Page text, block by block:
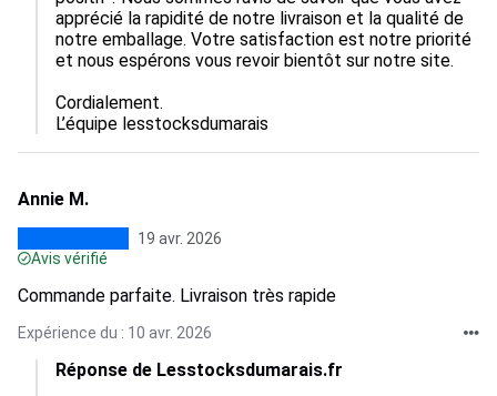
apprécié la rapidité de notre livraison et la qualité de
notre emballage. Votre satisfaction est notre priorité
et nous espérons vous revoir bientôt sur notre site.
Cordialement.
L’équipe lesstocksdumarais
Annie M.
19 avr. 2026
Avis vérifié
Commande parfaite. Livraison très rapide
Expérience du : 10 avr. 2026
Réponse de Lesstocksdumarais.fr